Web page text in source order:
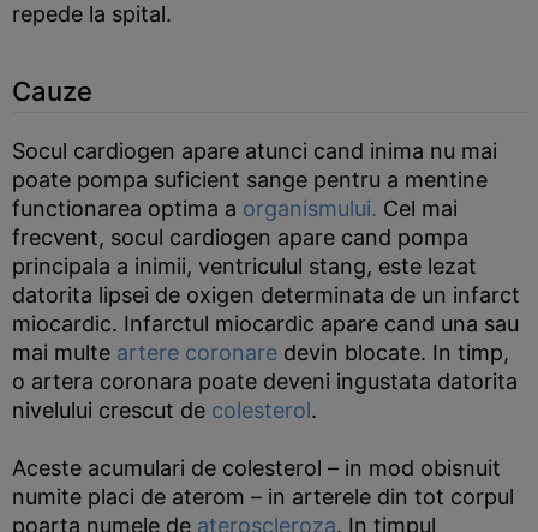
repede la spital.
Cauze
Socul cardiogen apare atunci cand inima nu mai
poate pompa suficient sange pentru a mentine
functionarea optima a organismului. Cel mai
frecvent, socul cardiogen apare cand pompa
principala a inimii, ventriculul stang, este lezat
datorita lipsei de oxigen determinata de un infarct
miocardic. Infarctul miocardic apare cand una sau
mai multe artere coronare devin blocate. In timp,
o artera coronara poate deveni ingustata datorita
nivelului crescut de colesterol.
Aceste acumulari de colesterol – in mod obisnuit
numite placi de aterom – in arterele din tot corpul
poarta numele de ateroscleroza. In timpul